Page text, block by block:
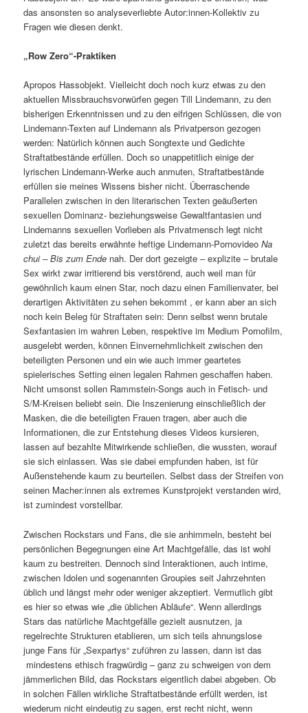
das ansonsten so analyseverliebte Autor:innen-Kollektiv zu
Fragen wie diesen denkt.
„Row Zero“-Praktiken
Apropos Hassobjekt. Vielleicht doch noch kurz etwas zu den
aktuellen Missbrauchsvorwürfen gegen Till Lindemann, zu den
bisherigen Erkenntnissen und zu den eifrigen Schlüssen, die von
Lindemann-Texten auf Lindemann als Privatperson gezogen
werden: Natürlich können auch Songtexte und Gedichte
Straftatbestände erfüllen. Doch so unappetitlich einige der
lyrischen Lindemann-Werke auch anmuten, Straftatbestände
erfüllen sie meines Wissens bisher nicht. Überraschende
Parallelen zwischen in den literarischen Texten geäußerten
sexuellen Dominanz- beziehungsweise Gewaltfantasien und
Lindemanns sexuellen Vorlieben als Privatmensch legt nicht
zuletzt das bereits erwähnte heftige Lindemann-PornovideoNa
chui – Bis zum Ende nah. Der dort gezeigte – explizite – brutale
Sex wirkt zwar irritierend bis verstörend, auch weil man für
gewöhnlich kaum einen Star, noch dazu einen Familienvater, bei
derartigen Aktivitäten zu sehen bekommt , er kann aber an sich
noch kein Beleg für Straftaten sein: Denn selbst wenn brutale
Sexfantasien im wahren Leben, respektive im Medium Pornofilm,
ausgelebt werden, können Einvernehmlichkeit zwischen den
beteiligten Personen und ein wie auch immer geartetes
spielerisches Setting einen legalen Rahmen geschaffen haben.
Nicht umsonst sollen Rammstein-Songs auch in Fetisch- und
S/M-Kreisen beliebt sein. Die Inszenierung einschließlich der
Masken, die die beteiligten Frauen tragen, aber auch die
Informationen, die zur Entstehung dieses Videos kursieren,
lassen auf bezahlte Mitwirkende schließen, die wussten, worauf
sie sich einlassen. Was sie dabei empfunden haben, ist für
Außenstehende kaum zu beurteilen. Selbst dass der Streifen von
seinen Macher:innen als extremes Kunstprojekt verstanden wird,
ist zumindest vorstellbar.
Zwischen Rockstars und Fans, die sie anhimmeln, besteht bei
persönlichen Begegnungen eine Art Machtgefälle, das ist wohl
kaum zu bestreiten. Dennoch sind Interaktionen, auch intime,
zwischen Idolen und sogenannten Groupies seit Jahrzehnten
üblich und längst mehr oder weniger akzeptiert. Vermutlich gibt
es hier so etwas wie „die üblichen Abläufe“. Wenn allerdings
Stars das natürliche Machtgefälle gezielt ausnutzen, ja
regelrechte Strukturen etablieren, um sich teils ahnungslose
junge Fans für „Sexpartys“ zuführen zu lassen, dann ist das
mindestens ethisch fragwürdig – ganz zu schweigen von dem
jämmerlichen Bild, das Rockstars eigentlich dabei abgeben. Ob
in solchen Fällen wirkliche Straftatbestände erfüllt werden, ist
wiederum nicht eindeutig zu sagen, erst recht nicht, wenn